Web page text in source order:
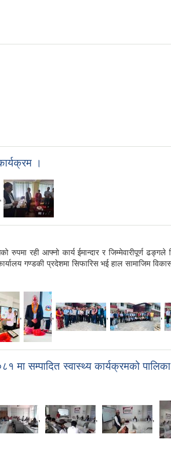
।
,
रही आफ्नो कार्य ईमान्दार र जिम्मेवारीपूर्ण
गण्डकी प्रदेशमा सिफारिस भई हाल सामाजिम
, , , ,
सम्पादित स्वास्थ्य कार्यक्रमको पालिका
, , ,